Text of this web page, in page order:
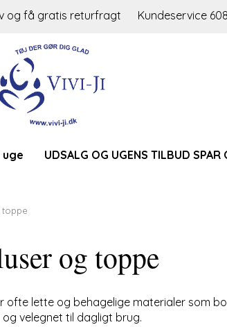
og få gratis returfragt Kundeservice
UDSALG OG UGENS TILBUD SPAR
toppe
og toppe
ofte lette og behagelige materialer som
velegnet til dagligt brug.